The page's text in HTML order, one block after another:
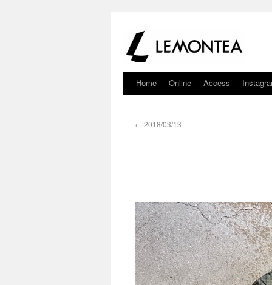
Home Online Access
← 2018/03/13